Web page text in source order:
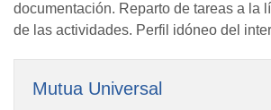
documentación. Reparto de tareas a la
de las actividades. Perfil idóneo del
Mutua Universal